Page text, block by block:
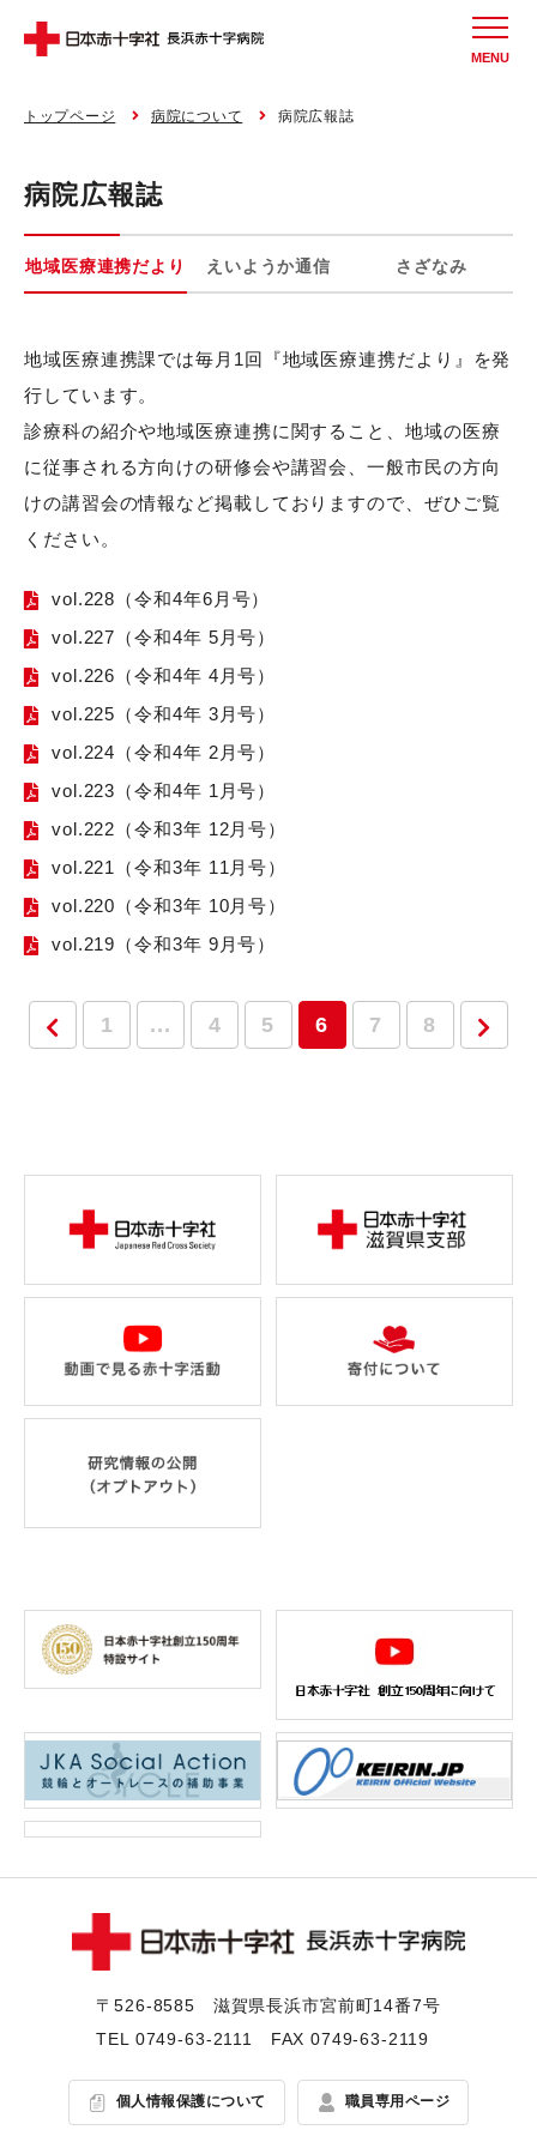
MENU
トップページ 病院について 病院広報誌
病院広報誌
地域医療連携だより えいようか通信 さざなみ
地域医療連携課では毎月1回『地域医療連携だより』を発
行しています。
診療科の紹介や地域医療連携に関すること、地域の医療
に従事される方向けの研修会や講習会、一般市民の方向
けの講習会の情報など掲載しておりますので、ぜひご覧
ください。
vol.228（令和4年6月号）
vol.227（令和4年 5月号）
vol.226（令和4年 4月号）
vol.225（令和4年 3月号）
vol.224（令和4年 2月号）
vol.223（令和4年 1月号）
vol.222（令和3年 12月号）
vol.221（令和3年 11月号）
vol.220（令和3年 10月号）
vol.219（令和3年 9月号）
1 ... 4 5 6 7 8
〒526-8585 滋賀県⻑浜市宮前町14番7号
TEL 0749-63-2111 FAX 0749-63-2119
個人情報保護について 職員専用ページ